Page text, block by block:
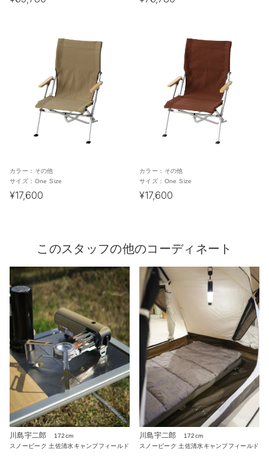
カラー： その他
サイズ： One Size
¥17,600
カラー： その他
サイズ： One Size
¥17,600
このスタッフの他のコーディネート
川島宇二郎
172cm
スノーピーク 土佐清水キャンプフィールド
川島宇二郎
172cm
スノーピーク 土佐清水キャンプフィールド